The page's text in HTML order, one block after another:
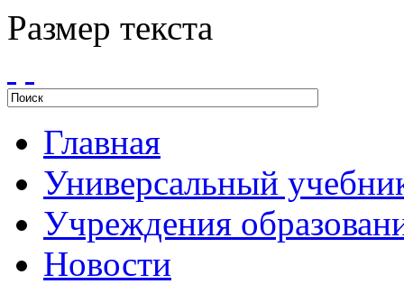
Размер текста
Главная
Универсальный
Учреждения
Новости